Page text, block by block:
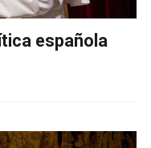
española